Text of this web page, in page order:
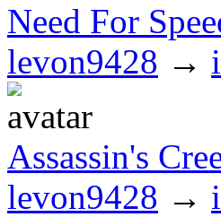
Need For
levon9428 →
Assassin's
levon9428 →